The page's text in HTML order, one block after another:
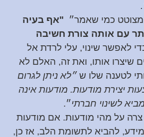
מצוטט כמי שאמר״
"אף בעיה
עם אותה צורת חשיבה
לאפשר שינוי, עלי לרדת אל
שיצרו אותו, ואת זה, האלם לא
לטענה שלו ש ״לא ניתן לגרום
יצירת מודעות. מודעות אינה
לשינוי חברתי״.
על מהי מודעות. אם מודעות
להביא לתשומת הלב, אז כן,